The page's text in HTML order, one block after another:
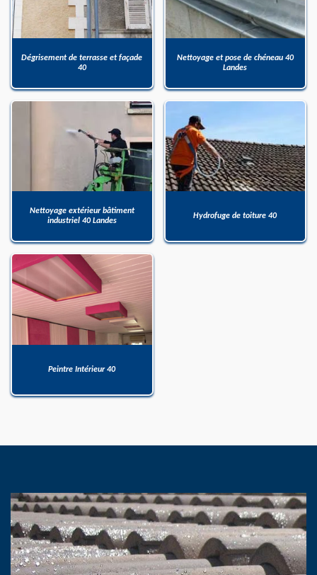
Dégrisement de terrasse et façade
40
Nettoyage et pose de chéneau 40
Landes
Nettoyage extérieur bâtiment
industriel 40 Landes
Hydrofuge de toiture 40
Peintre Intérieur 40